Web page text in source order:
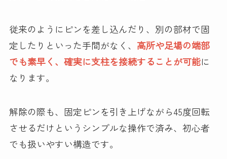
従来のようにピンを差し込んだり、別の部材で固
定したりといった手間がなく、 高所や足場の端部
でも素早く、確実に支柱を接続することが可能に
なります。
解除の際も、固定ピンを引き上げながら45度回転
させるだけというシンプルな操作で済み、初心者
でも扱いやすい構造です。